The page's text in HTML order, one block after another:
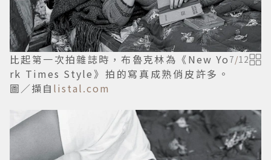
比起第一次拍雜誌時，布魯克林為《New Yo
rk Times Style》拍的寫真成熟俏皮許多。
圖／擷自 listal.com
7/12